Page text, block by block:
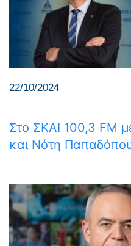
22/10/2024
Στο ΣΚΑΙ 100,3 FM
και Νότη